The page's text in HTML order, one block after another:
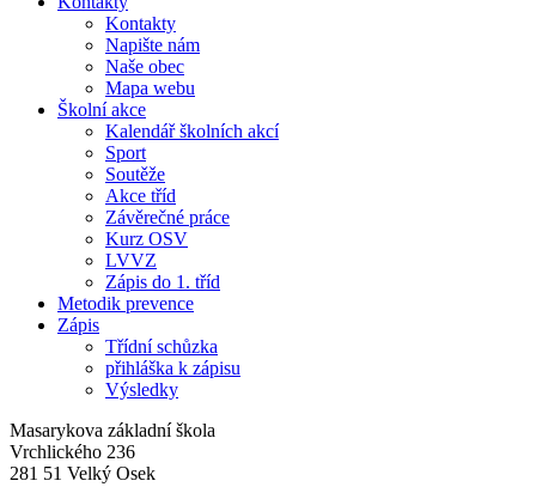
Kontakty
Napište nám
Naše obec
Mapa webu
Školní akce
Kalendář školních akcí
Sport
Soutěže
Akce tříd
Závěrečné práce
Kurz OSV
LVVZ
Zápis do 1. tříd
Metodik prevence
Zápis
Třídní schůzka
přihláška k zápisu
Výsledky
Masarykova základní škola
Vrchlického 236
281 51 Velký Osek